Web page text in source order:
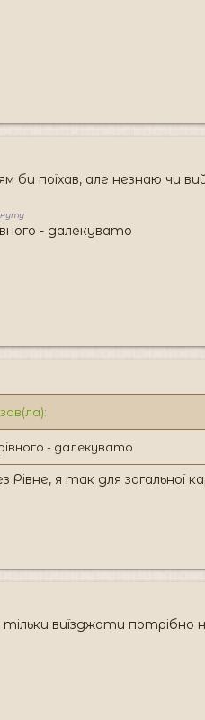
би поїхав, але незнаю чи
- далекувато
- далекувато
Рівне, я так для загальної
тільки виїзджати потрібно